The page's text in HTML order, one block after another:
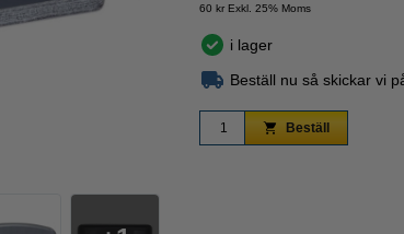
60 kr Exkl. 25% Moms
i lager
Beställ nu så skickar vi
Beställ